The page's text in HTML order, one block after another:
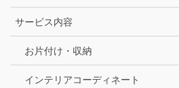
サービス内容
お片付け・収納
インテリアコーディネート